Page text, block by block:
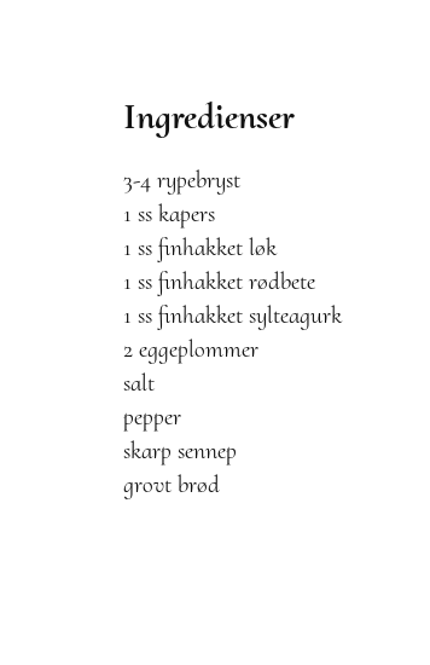
Ingredienser
3-4 rypebryst
1 ss kapers
1 ss finhakket løk
1 ss finhakket rødbete
1 ss finhakket sylteagurk
2 eggeplommer
salt
pepper
skarp sennep
grovt brød